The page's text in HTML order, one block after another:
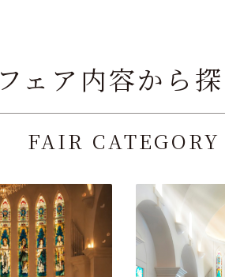
フェア内容から
FAIR CATEGORY